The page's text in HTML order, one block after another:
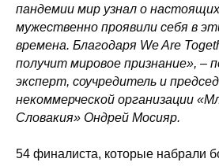
пандемии мир узнал о
мужественно проявили себя в
времена. Благодаря We Are
получит мировое признание», –
эксперт, соучредитель и
некоммерческой организации
Словакия» Ондрей Мосияр.
54 финалиста, которые набрали